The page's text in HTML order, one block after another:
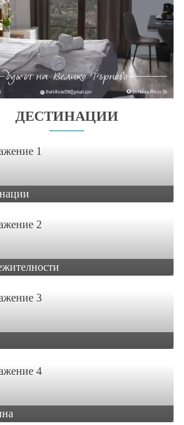
ДЕСТИНАЦИИ